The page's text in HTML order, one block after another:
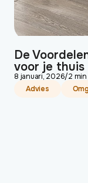
De
voor je thuis
8 januari, 2026/2 min
Advies